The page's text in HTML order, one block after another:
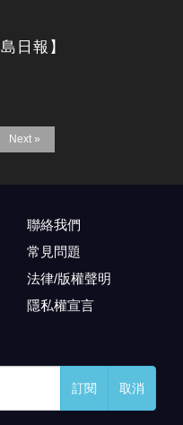
日報】
Next »
聯絡我們
常見問題
法律/版權聲明
隱私權宣言
訂閱 取消